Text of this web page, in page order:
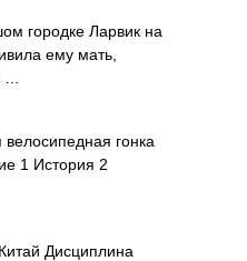
городке Ларвик на
ему мать,
гонка
1 История 2
Дисциплина